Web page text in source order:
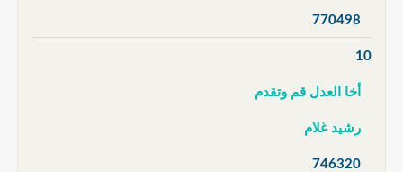
770498
10
أخا العدل قم وتقدم
رشيد غلام
746320